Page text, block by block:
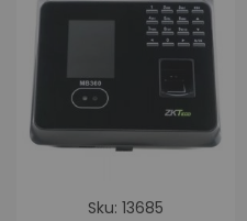
Sku: 13685